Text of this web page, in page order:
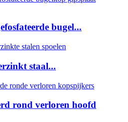
bugel...
staal...
rond verloren hoofd